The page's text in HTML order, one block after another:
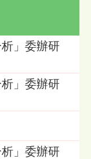
」委辦研
」委辦研
」委辦研